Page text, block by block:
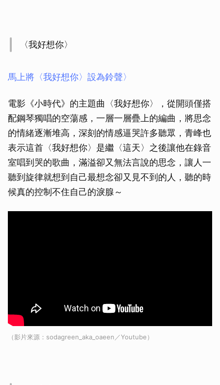
〈我好想你〉
馬上將〈我好想你〉設為鈴聲〉
電影《小時代》的主題曲〈我好想你〉，從開頭僅搭
配鋼琴獨唱的空蕩感，一層一層疊上的編曲，將思念
的情緒逐漸堆高，深刻的情感逼哭許多聽眾，青峰也
表示這首〈我好想你〉是繼〈這天〉之後讓他在錄音
室唱到哭的歌曲，滿溢卻又無法言說的思念，讓人一
聽到旋律就想到自己最想念卻又見不到的人，聽的時
候真的控制不住自己的淚腺～
（影片來源：sodagreen_aka_oaeen／Youtube）